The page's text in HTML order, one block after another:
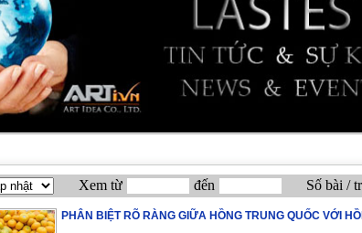
Xem từ đến Số bài /
PHÂN BIỆT RÕ RÀNG GIỮA HỒNG TRUNG QUỐC VỚI